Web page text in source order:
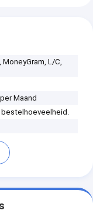
L/C,
Maand
bestelhoeveelheid.